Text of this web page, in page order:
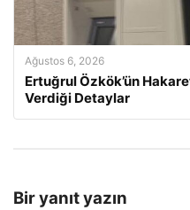
Ağustos 6, 2026
Ertuğrul Özkök’ün
Verdiği Detaylar
Bir yanıt yazın